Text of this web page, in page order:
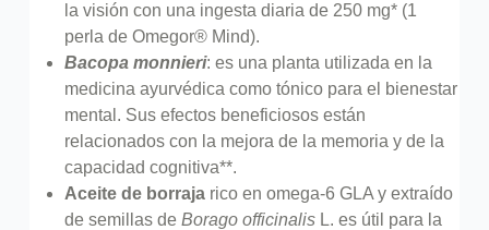
la visión con una ingesta diaria de 250 mg* (1
perla de Omegor® Mind).
Bacopa monnieri: es una planta utilizada en la
medicina ayurvédica como tónico para el bienestar
mental. Sus efectos beneficiosos están
relacionados con la mejora de la memoria y de la
capacidad cognitiva**.
Aceite de borraja rico en omega-6 GLA y extraído
de semillas de Borago officinalis L. es útil para la